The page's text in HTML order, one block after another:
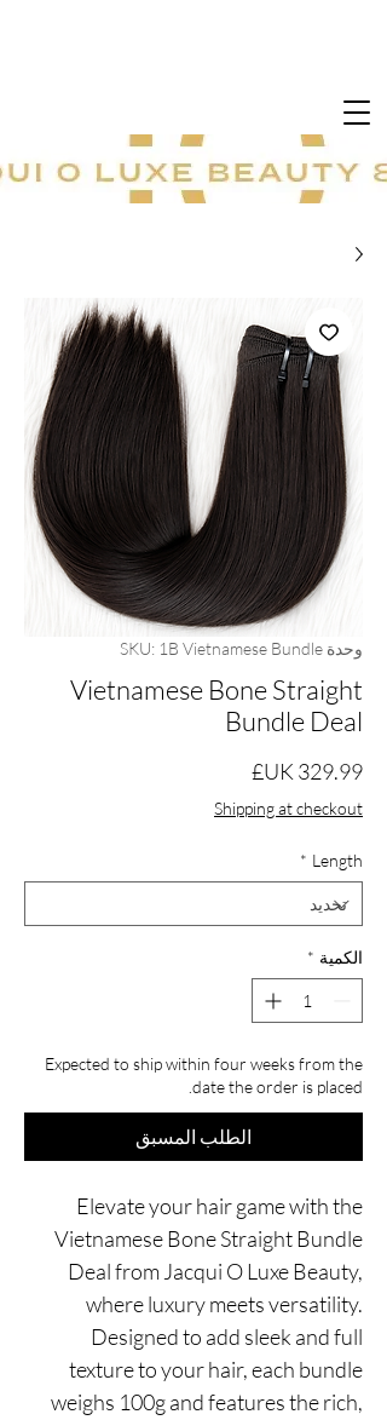
وحدة SKU: 1B Vietnamese Bundle
Vietnamese Bone Straight
Bundle Deal
السعر
Shipping at checkout
Length
*
الكمية *
Expected to ship within four weeks from the
date the order is placed.
الطلب المسبق
Elevate your hair game with the
Vietnamese Bone Straight Bundle
Deal from Jacqui O Luxe Beauty,
where luxury meets versatility.
Designed to add sleek and full
texture to your hair, each bundle
weighs 100g and features the rich,